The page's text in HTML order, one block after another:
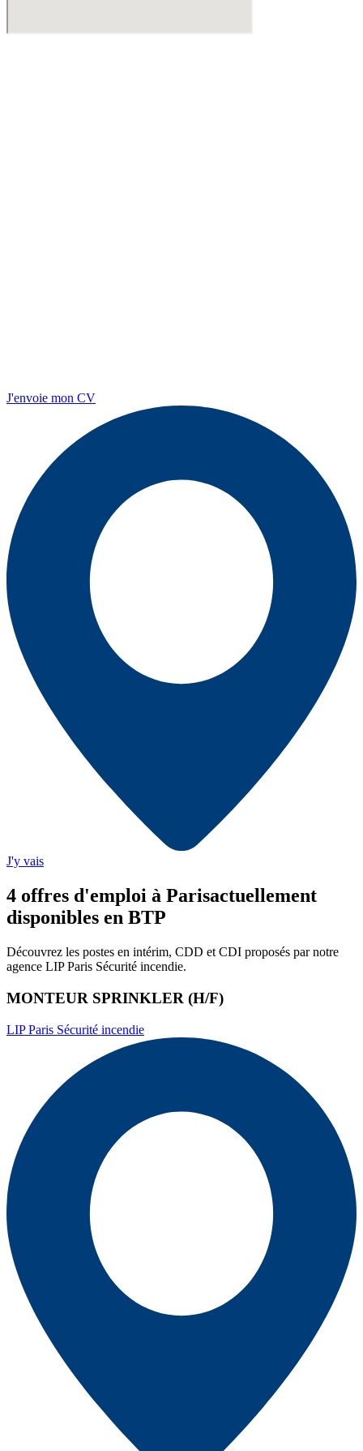
J'envoie mon CV
J'y vais
4 offres d'emploi à Parisactuellement
disponibles en BTP
Découvrez les postes en intérim, CDD et CDI proposés par notre
agence LIP Paris Sécurité incendie.
MONTEUR SPRINKLER (H/F)
LIP Paris Sécurité incendie